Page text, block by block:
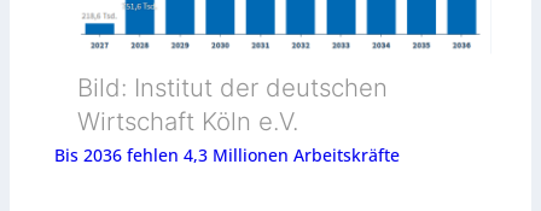
Bild: Institut der deutschen
Wirtschaft Köln e.V.
Bis 2036 fehlen 4,3 Millionen Arbeitskräfte